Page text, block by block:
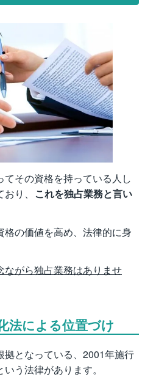
その資格を持っている人し
り、
これを独占業務と言い
の価値を高め、法律的に身
ながら独占業務はありませ
法による位置づけ
となっている、2001年施行
う法律があります。